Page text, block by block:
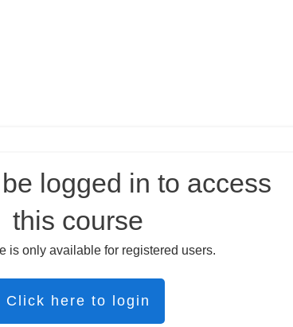
logged in to access
this course
is only available for registered users.
Click here to login